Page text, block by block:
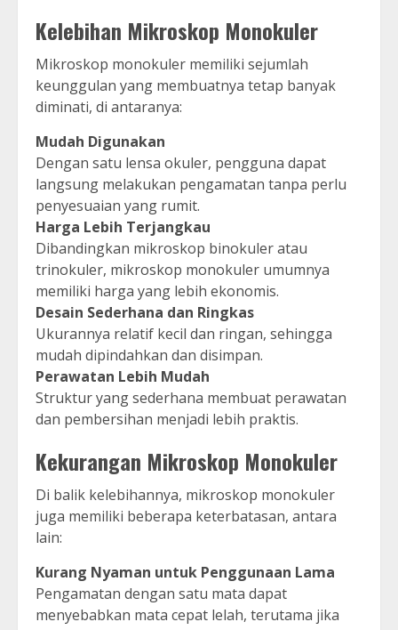
Kelebihan Mikroskop Monokuler
Mikroskop monokuler memiliki sejumlah
keunggulan yang membuatnya tetap banyak
diminati, di antaranya:
Mudah Digunakan
Dengan satu lensa okuler, pengguna dapat
langsung melakukan pengamatan tanpa perlu
penyesuaian yang rumit.
Harga Lebih Terjangkau
Dibandingkan mikroskop binokuler atau
trinokuler, mikroskop monokuler umumnya
memiliki harga yang lebih ekonomis.
Desain Sederhana dan Ringkas
Ukurannya relatif kecil dan ringan, sehingga
mudah dipindahkan dan disimpan.
Perawatan Lebih Mudah
Struktur yang sederhana membuat perawatan
dan pembersihan menjadi lebih praktis.
Kekurangan Mikroskop Monokuler
Di balik kelebihannya, mikroskop monokuler
juga memiliki beberapa keterbatasan, antara
lain:
Kurang Nyaman untuk Penggunaan Lama
Pengamatan dengan satu mata dapat
menyebabkan mata cepat lelah, terutama jika